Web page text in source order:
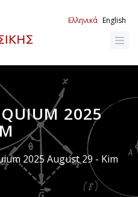
Ελληνικά English
2025
2025 August 29 - Kim